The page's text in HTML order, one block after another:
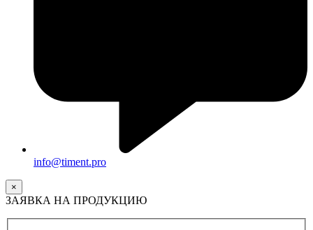
info@timent.pro
×
ЗАЯВКА НА ПРОДУКЦИЮ